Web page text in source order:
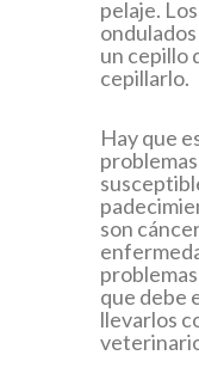
pelaje.
un cepillo
cepillarlo.
Hay que
son
que debe
llevarlos